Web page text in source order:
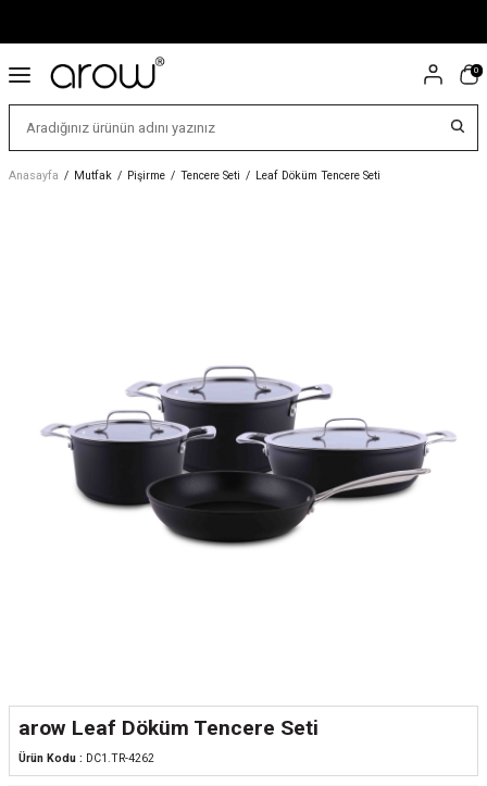
0
Anasayfa / Mutfak / Pişirme / Tencere Seti / Leaf Döküm Tencere Seti
arow Leaf Döküm Tencere Seti
Ürün Kodu : DC1.TR-4262